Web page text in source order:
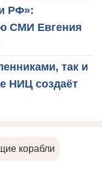
РФ»:
СМИ Евгения
так и
НИЦ создаёт
корабли